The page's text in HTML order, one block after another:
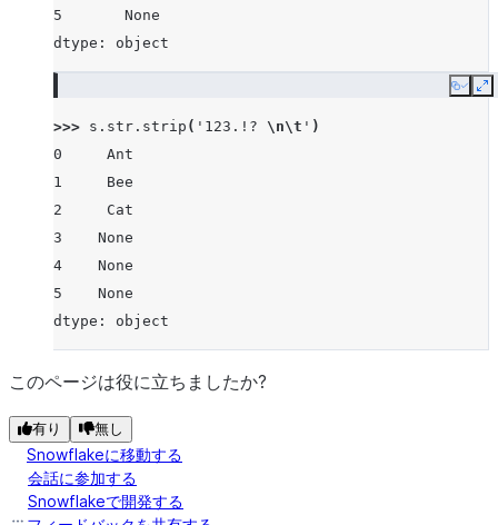
5       None
dtype: object
Copy
>>> s . str . strip ( '123.!? \n\t ' )
0     Ant
1     Bee
2     Cat
3    None
4    None
5    None
dtype: object
このページは役に立ちましたか?
有り 無し
Snowflakeに移動する
会話に参加する
Snowflakeで開発する